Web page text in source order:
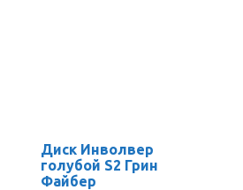
Диск Инволвер
голубой S2 Грин
Файбер